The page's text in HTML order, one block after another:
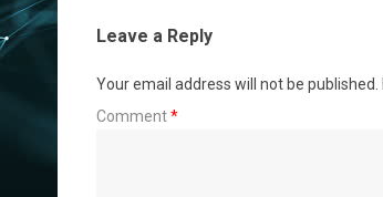
Leave a Reply
Your email address will not be published.
Comment*